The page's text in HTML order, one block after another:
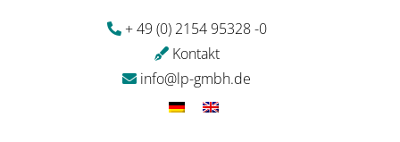
+ 49 (0) 2154 95328 -0
Kontakt
info@lp-gmbh.de